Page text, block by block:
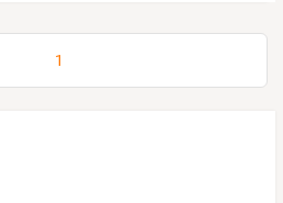
1